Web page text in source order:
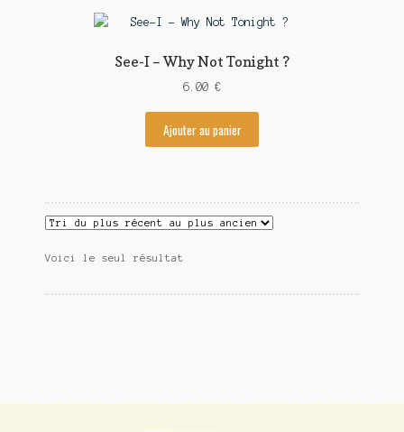
See-I – Why Not Tonight ?
6.00 €
Ajouter au panier
Voici le seul résultat